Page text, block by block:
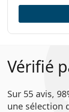
Vérifié
Sur 55 avis,
une sélection